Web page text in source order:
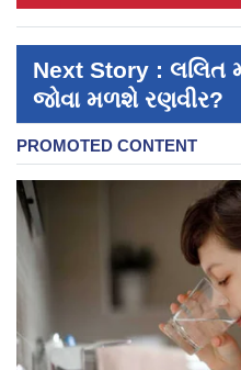
Next Story : લલિત
જોવા મળશે રણવીર?